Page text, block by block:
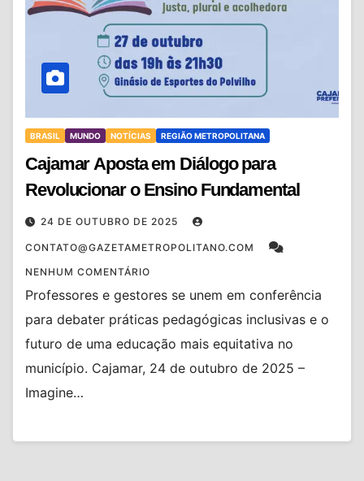
BRASIL MUNDO NOTÍCIAS REGIÃO METROPOLITANA
Cajamar Aposta em Diálogo para
Revolucionar o Ensino Fundamental
24 DE OUTUBRO DE 2025
CONTATO@GAZETAMETROPOLITANO.COM
NENHUM COMENTÁRIO
Professores e gestores se unem em conferência
para debater práticas pedagógicas inclusivas e o
futuro de uma educação mais equitativa no
município. Cajamar, 24 de outubro de 2025 –
Imagine…